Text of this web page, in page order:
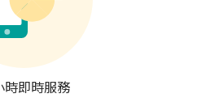
時即時服務